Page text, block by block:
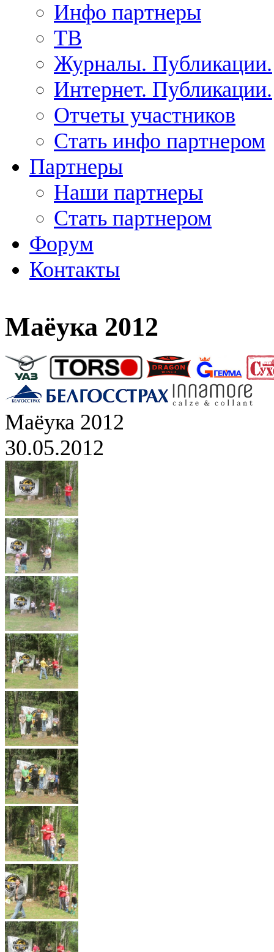
Инфо партнеры
ТВ
Журналы. Публикации.
Интернет. Публикации.
Отчеты участников
Стать инфо партнером
Партнеры
Наши партнеры
Стать партнером
Форум
Контакты
Маёука 2012
Маёука 2012
30.05.2012